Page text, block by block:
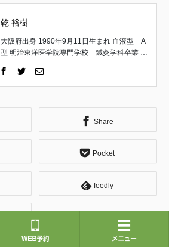
乾 裕樹
大阪府出身 1990年9月11日生まれ 血液型 A
型 明治東洋医学院専門学校 鍼灸学科卒業 取
人 日本統合手技協会 理事 一般社団法人
日本統合手技協会 公認インストラクター 京
しての経歴） 高校卒業後、18歳で施術家の道
へ。 午前は鍼灸の専門学生として学び、午後
は地元の鍼灸整骨院で夜遅くまで勤務。 主に
施術方法を習得する。 ↓ 専門学校卒業後は不
妊症を専門とする鍼灸院にて修行。 婦人科疾
の方々へのアプローチ、東洋医学的な診察方
する姿勢など、社会人としての基礎を教えて
頂く。 ↓ 内臓へのアプローチを専門とする整
体サロンにて修行。 肩こりや腰痛などをはじ
めとする身体の痛みと、内臓の問題が関連す
Share
Pocket
feedly